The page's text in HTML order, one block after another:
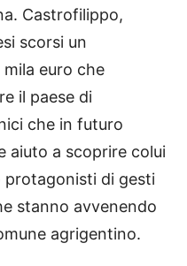
Castrofilippo,
scorsi un
euro che
il paese di
che in futuro
aiuto a scoprire colui
protagonisti di gesti
stanno avvenendo
agrigentino.